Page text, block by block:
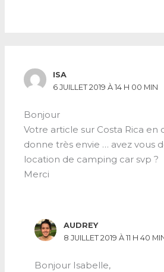
ISA
6 JUILLET 2019 À 14 H 00 MIN
Bonjour
Votre article sur Costa Rica en
donne très envie … avez vous
location de camping car svp ?
Merci
AUDREY
8 JUILLET 2019 À 11 H 40
Bonjour Isabelle,